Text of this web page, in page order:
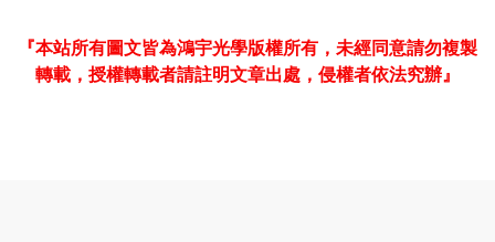
『本站所有圖文皆為鴻宇光學版權所有，未經同意請勿複製
轉載，授權轉載者請註明文章出處，侵權者依法究辦』